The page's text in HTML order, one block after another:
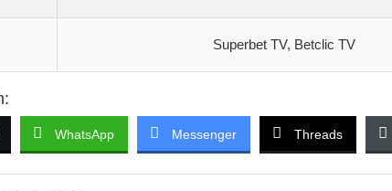
Superbet TV, Betclic TV
WhatsApp Messenger Threads